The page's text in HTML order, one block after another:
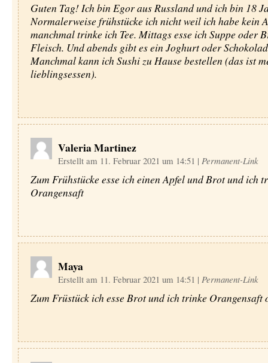
Guten Tag! Ich bin Egor aus Russland und ich bin 18
Normalerweise frühstücke ich nicht weil ich habe kein
manchmal trinke ich Tee. Mittags esse ich Suppe oder
Fleisch. Und abends gibt es ein Joghurt oder
Manchmal kann ich Sushi zu Hause bestellen (das ist
lieblingsessen).
Valeria Martinez
Erstellt am 11. Februar 2021 um 14:51 | Permanent-Link
Zum Frühstücke esse ich einen Apfel und Brot und ich
Orangensaft
Maya
Erstellt am 11. Februar 2021 um 14:51 | Permanent-Link
Zum Früstück ich esse Brot und ich trinke Orangensaft